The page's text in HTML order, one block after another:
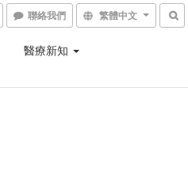
聯絡我們 繁體中文
醫療新知